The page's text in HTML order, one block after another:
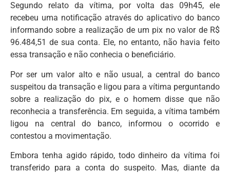
Segundo relato da vítima, por volta das 09h45, ele
recebeu uma notificação através do aplicativo do banco
informando sobre a realização de um pix no valor de R$
96.484,51 de sua conta. Ele, no entanto, não havia feito
essa transação e não conhecia o beneficiário.
Por ser um valor alto e não usual, a central do banco
suspeitou da transação e ligou para a vítima perguntando
sobre a realização do pix, e o homem disse que não
reconhecia a transferência. Em seguida, a vítima também
ligou na central do banco, informou o ocorrido e
contestou a movimentação.
Embora tenha agido rápido, todo dinheiro da vítima foi
transferido para a conta do suspeito. Mas, diante da